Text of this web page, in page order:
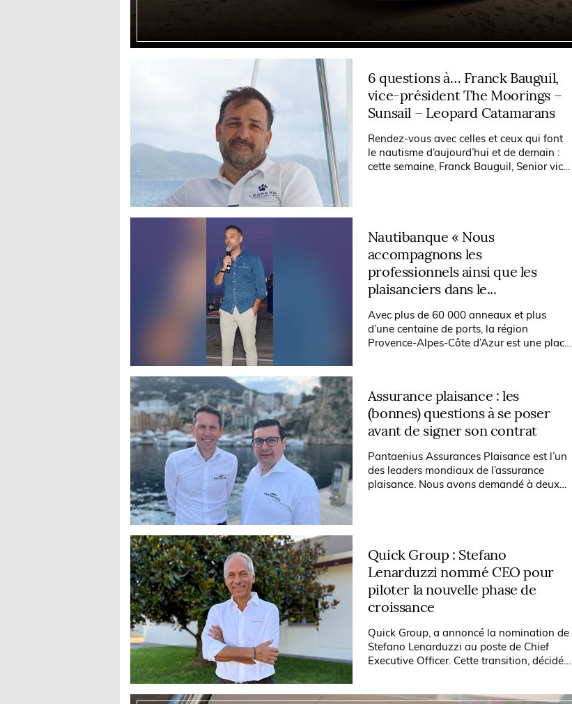
6 questions à… Franck Bauguil,
vice-président The Moorings –
Sunsail – Leopard Catamarans
Rendez-vous avec celles et ceux qui font
le nautisme d’aujourd’hui et de demain :
cette semaine, Franck Bauguil, Senior vice-
Nautibanque « Nous
accompagnons les
professionnels ainsi que les
plaisanciers dans le...
Avec plus de 60 000 anneaux et plus
d’une centaine de ports, la région
Provence-Alpes-Côte d’Azur est une place
Assurance plaisance : les
(bonnes) questions à se poser
avant de signer son contrat
Pantaenius Assurances Plaisance est l’un
des leaders mondiaux de l’assurance
plaisance. Nous avons demandé à deux
Quick Group : Stefano
Lenarduzzi nommé CEO pour
piloter la nouvelle phase de
croissance
Quick Group, a annoncé la nomination de
Stefano Lenarduzzi au poste de Chief
Executive Officer. Cette transition, décidée